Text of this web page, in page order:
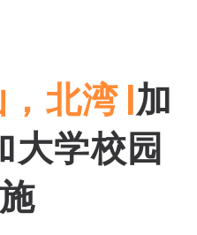
北湾 |加
大学校园